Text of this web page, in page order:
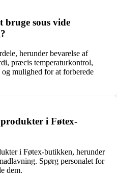
bruge sous vide
herunder bevarelse af
præcis temperaturkontrol,
mulighed for at forberede
i Føtex-
i Føtex-butikken, herunder
Spørg personalet for
dem.